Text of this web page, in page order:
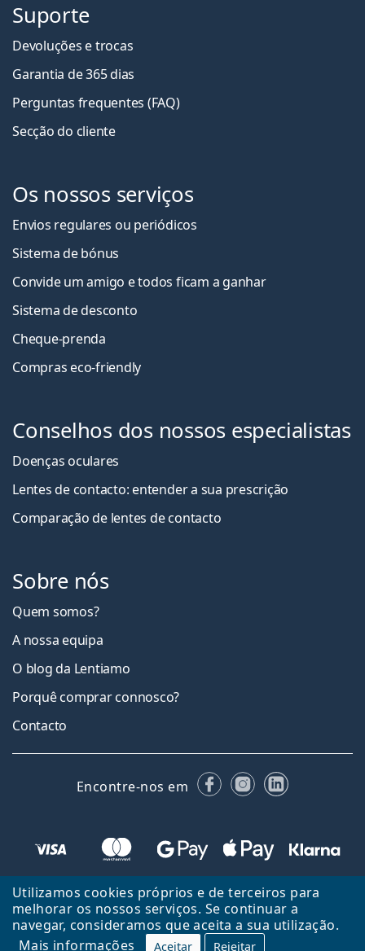
Utilizamos cookies próprios e de terceiros para
melhorar os nossos serviços. Se continuar a
navegar, consideramos que aceita a sua utilização.
Mais informações
Aceitar Rejeitar
Suporte
Devoluções e trocas
Garantia de 365 dias
Perguntas frequentes (FAQ)
Secção do cliente
Os nossos serviços
Envios regulares ou periódicos
Sistema de bónus
Convide um amigo e todos ficam a ganhar
Sistema de desconto
Cheque-prenda
Compras eco-friendly
Conselhos dos nossos especialistas
Doenças oculares
Lentes de contacto: entender a sua prescrição
Comparação de lentes de contacto
Sobre nós
Quem somos?
A nossa equipa
O blog da Lentiamo
Porquê comprar connosco?
Contacto
Encontre-nos em FacebookInstagram
LinkedIn